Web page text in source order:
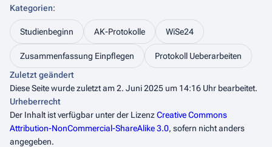
Kategorien:
Studienbeginn AK-Protokolle WiSe24
Zusammenfassung Einpflegen
Protokoll Ueberarbeiten
Zuletzt geändert
Diese Seite wurde zuletzt am 2. Juni 2025 um 14:16 Uhr bearbeitet.
Urheberrecht
Der Inhalt ist verfügbar unter der LizenzCreative Commons
Attribution-NonCommercial-ShareAlike 3.0, sofern nicht anders
angegeben.